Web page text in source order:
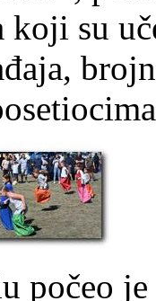
koji su
počeo